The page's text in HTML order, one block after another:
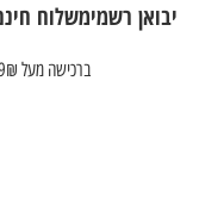
יבואן רשמימשלוח
ברכישה מעל 249₪